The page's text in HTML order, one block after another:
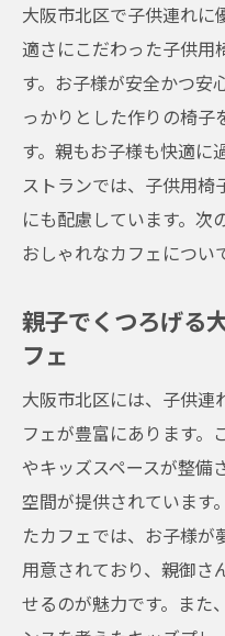
栄養バランス
すめレストラン
親子で健康的
ファミリーレ
大阪市北区で
ミリーメニュー
子供の健康を
親子で安心し
大阪市北区で
のレストラン
大阪市北区で子供連れに
適さにこだわった子供用
す。お子様が安全かつ安
っかりとした作りの椅子
す。親もお子様も快適に
ストランでは、子供用椅
にも配慮しています。次
おしゃれなカフェについ
親子でくつろげる
フェ
大阪市北区には、子供連
フェが豊富にあります。
やキッズスペースが整備
空間が提供されています
たカフェでは、お子様が
用意されており、親御さ
せるのが魅力です。また